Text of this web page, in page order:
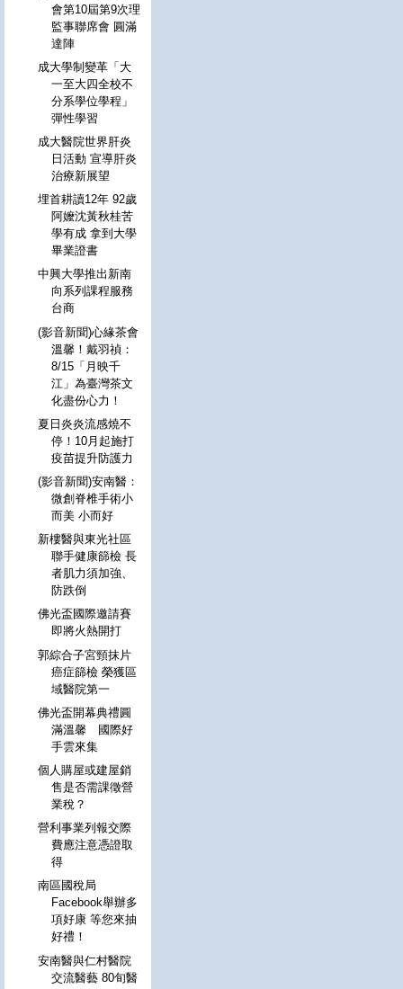
會第10屆第9次理
監事聯席會 圓滿
達陣
成大學制變革「大
一至大四全校不
分系學位學程」
彈性學習
成大醫院世界肝炎
日活動 宣導肝炎
治療新展望
埋首耕讀12年 92歲
阿嬤沈黃秋桂苦
學有成 拿到大學
畢業證書
中興大學推出新南
向系列課程服務
台商
(影音新聞)心緣茶會
溫馨！戴羽禎：
8/15「月映千
江」為臺灣茶文
化盡份心力！
夏日炎炎流感燒不
停！10月起施打
疫苗提升防護力
(影音新聞)安南醫：
微創脊椎手術小
而美 小而好
新樓醫與東光社區
聯手健康篩檢 長
者肌力須加強、
防跌倒
佛光盃國際邀請賽
即將火熱開打
郭綜合子宮頸抹片
癌症篩檢 榮獲區
域醫院第一
佛光盃開幕典禮圓
滿溫馨 國際好
手雲來集
個人購屋或建屋銷
售是否需課徵營
業稅？
營利事業列報交際
費應注意憑證取
得
南區國稅局
Facebook舉辦多
項好康 等您來抽
好禮！
安南醫與仁村醫院
交流醫藝 80旬醫